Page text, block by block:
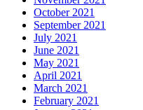
October 2021
September 2021
July 2021
June 2021
May 2021
April 2021
March 2021
February 2021